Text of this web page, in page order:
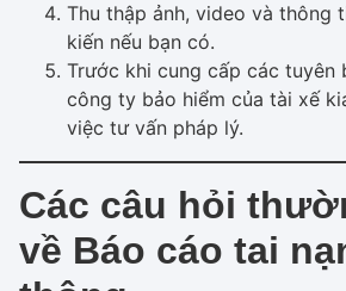
Thu thập ảnh, video và thông
kiến nếu bạn có.
Trước khi cung cấp các tuyên
công ty bảo hiểm của tài xế
việc tư vấn pháp lý.
Các câu hỏi
về Báo cáo tai